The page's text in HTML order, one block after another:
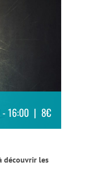
-16:00 | 8€
découvrir les